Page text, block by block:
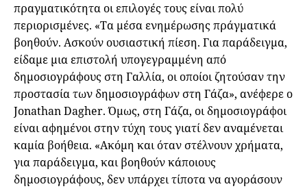
πραγματικότητα οι επιλογές τους είναι πολύ
περιορισμένες. «Τα μέσα ενημέρωσης πράγματικά
βοηθούν. Ασκούν ουσιαστική πίεση. Για παράδειγμα,
είδαμε μια επιστολή υπογεγραμμένη από
δημοσιογράφους στη Γαλλία, οι οποίοι ζητούσαν την
προστασία των δημοσιογράφων στη Γάζα», ανέφερε ο
Jonathan Dagher. Όμως, στη Γάζα, οι δημοσιογράφοι
είναι αφημένοι στην τύχη τους γιατί δεν αναμένεται
καμία βοήθεια. «Ακόμη και όταν στέλνουν χρήματα,
για παράδειγμα, και βοηθούν κάποιους
δημοσιογράφους, δεν υπάρχει τίποτα να αγοράσουν